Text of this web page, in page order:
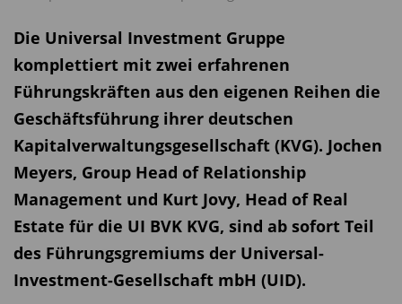
Die Universal Investment Gruppe
komplettiert mit zwei erfahrenen
Führungskräften aus den eigenen Reihen die
Geschäftsführung ihrer deutschen
Kapitalverwaltungsgesellschaft (KVG). Jochen
Meyers, Group Head of Relationship
Management und Kurt Jovy, Head of Real
Estate für die UI BVK KVG, sind ab sofort Teil
des Führungsgremiums der Universal-
Investment-Gesellschaft mbH (UID).